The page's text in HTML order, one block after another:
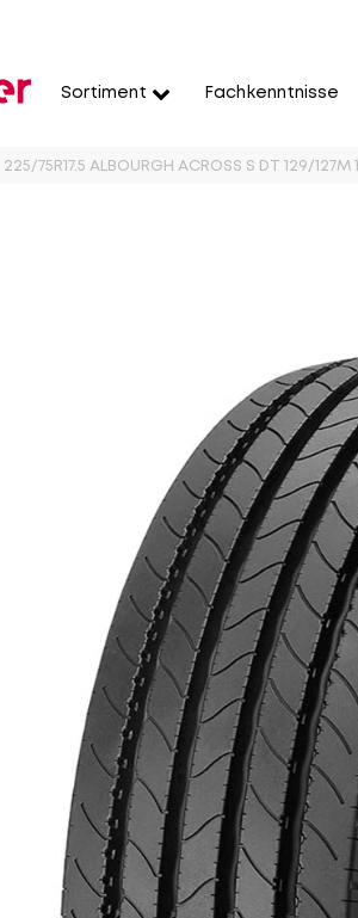
Sortiment Fachkenntnisse
225/75R17.5 ALBOURGH ACROSS S DT 129/127M